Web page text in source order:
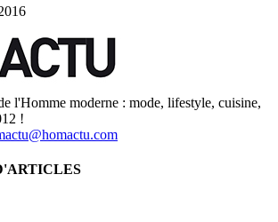
l'Homme moderne : mode, lifestyle, cuisine,
!